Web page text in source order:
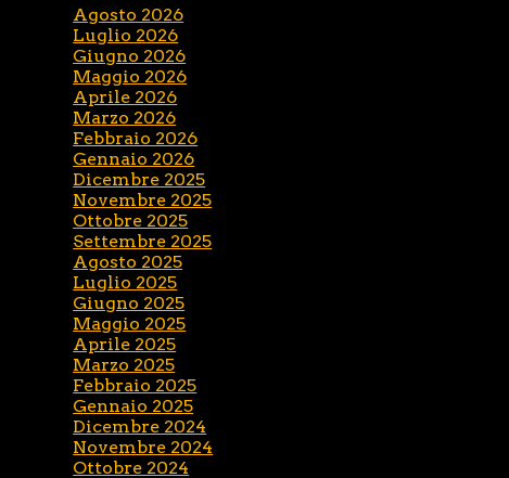
Agosto 2026
Luglio 2026
Giugno 2026
Maggio 2026
Aprile 2026
Marzo 2026
Febbraio 2026
Gennaio 2026
Dicembre 2025
Novembre 2025
Ottobre 2025
Settembre 2025
Agosto 2025
Luglio 2025
Giugno 2025
Maggio 2025
Aprile 2025
Marzo 2025
Febbraio 2025
Gennaio 2025
Dicembre 2024
Novembre 2024
Ottobre 2024